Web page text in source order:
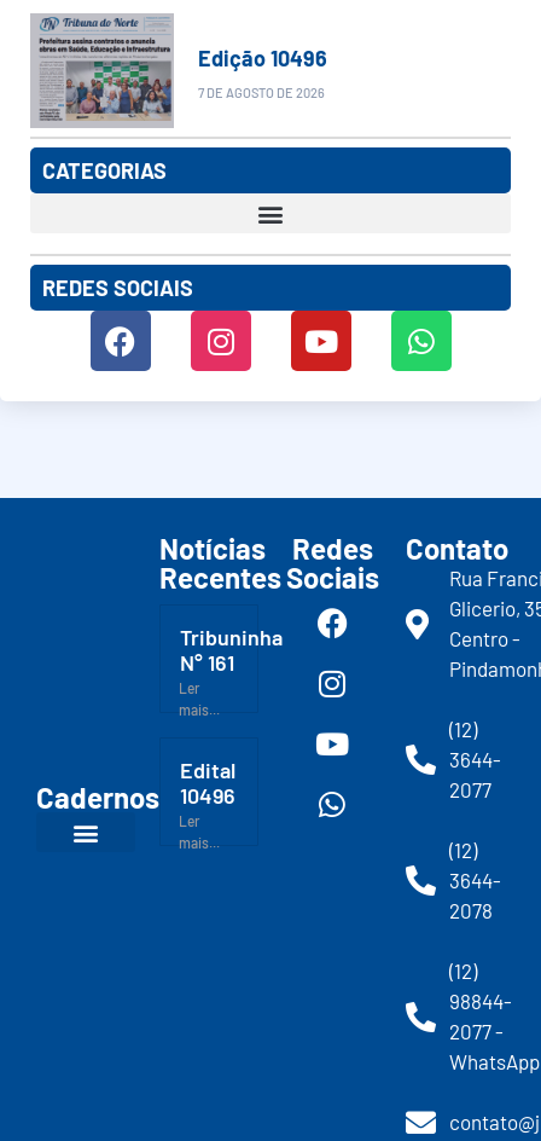
Edição 10496
7 DE AGOSTO DE 2026
CATEGORIAS
REDES SOCIAIS
Cadernos
Notícias
Recentes
Tribuninha
N° 161
Ler
mais...
Edital
10496
Ler
mais...
Redes
Sociais
Contato
Rua
Glicerio,
Centro -
(12)
3644-
2077
(12)
3644-
2078
(12)
98844-
2077 -
WhatsApp